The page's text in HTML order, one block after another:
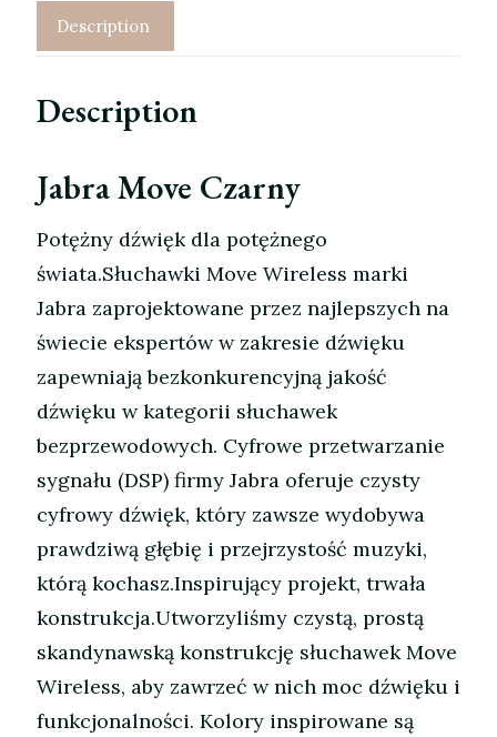
Description
Description
Jabra Move Czarny
Potężny dźwięk dla potężnego
świata.Słuchawki Move Wireless marki
Jabra zaprojektowane przez najlepszych na
świecie ekspertów w zakresie dźwięku
zapewniają bezkonkurencyjną jakość
dźwięku w kategorii słuchawek
bezprzewodowych. Cyfrowe przetwarzanie
sygnału (DSP) firmy Jabra oferuje czysty
cyfrowy dźwięk, który zawsze wydobywa
prawdziwą głębię i przejrzystość muzyki,
którą kochasz.Inspirujący projekt, trwała
konstrukcja.Utworzyliśmy czystą, prostą
skandynawską konstrukcję słuchawek Move
Wireless, aby zawrzeć w nich moc dźwięku i
funkcjonalności. Kolory inspirowane są